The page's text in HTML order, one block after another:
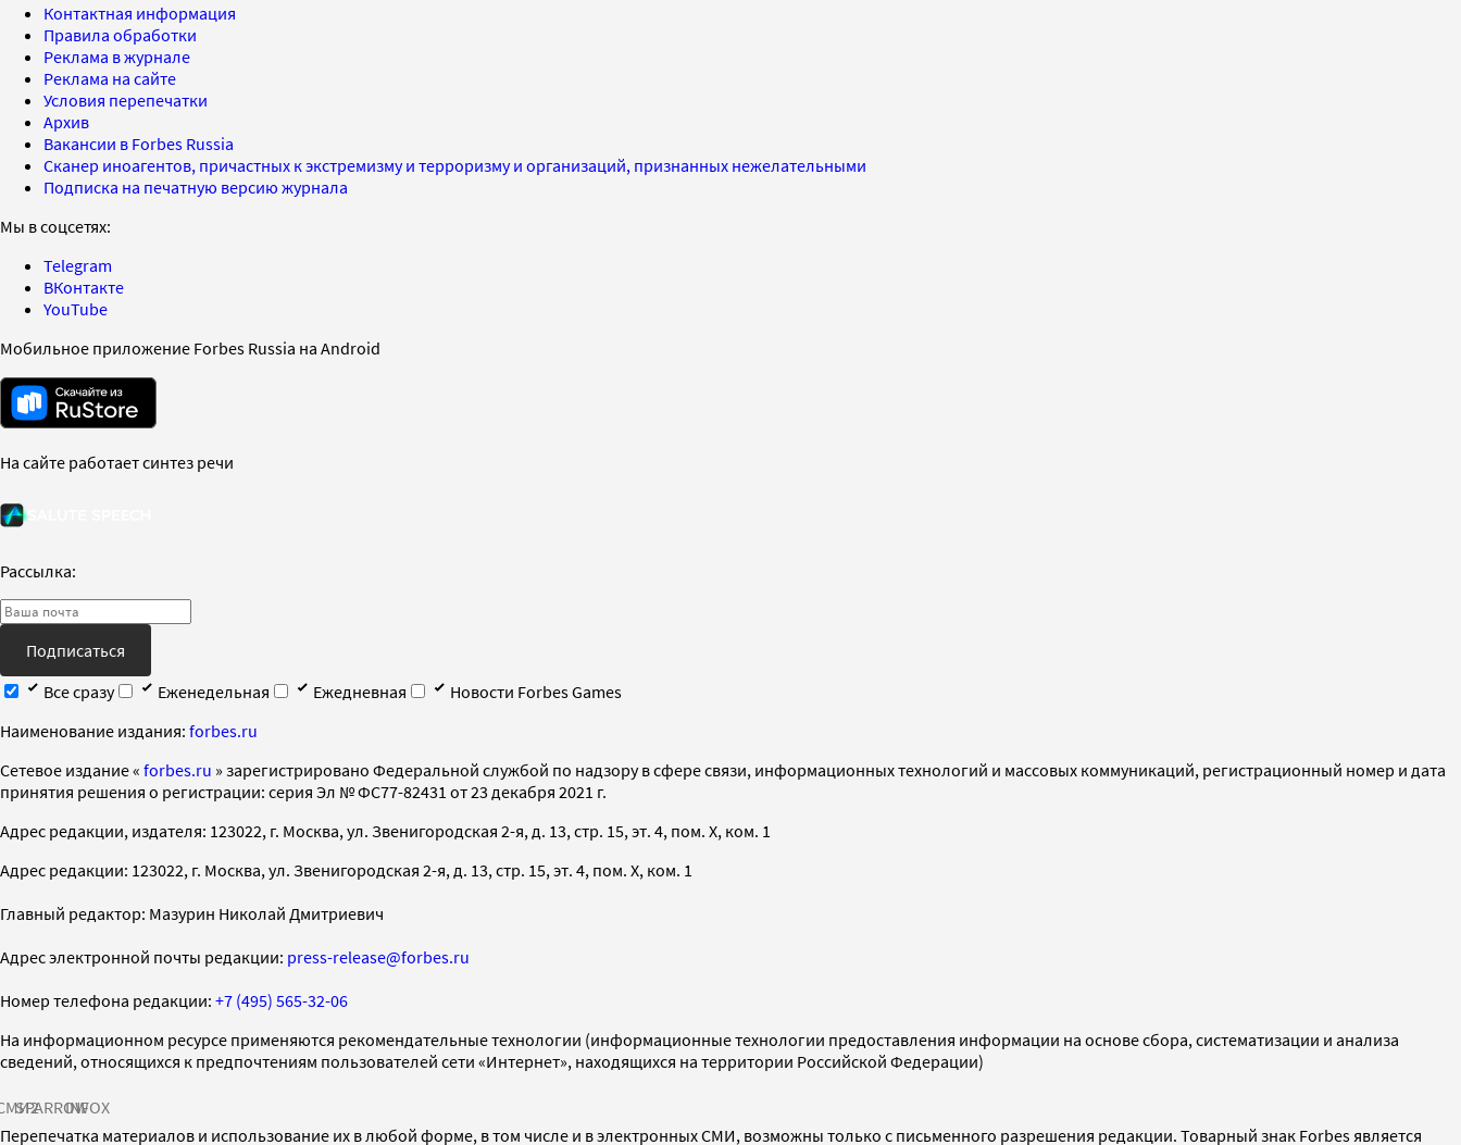
Контактная информация
Правила обработки
Реклама в журнале
Реклама на сайте
Условия перепечатки
Архив
Вакансии в Forbes Russia
Сканер иноагентов, причастных к экстремизму и терроризму и организаций, признанных нежелательными
Подписка на печатную версию журнала
Мы в соцсетях:
Telegram
ВКонтакте
YouTube
Мобильное приложение Forbes Russia на Android
На сайте работает синтез речи
Рассылка:
Подписаться
Все сразу
Еженедельная Ежедневная
Новости Forbes Games
Наименование издания: forbes.ru
Cетевое издание « forbes.ru » зарегистрировано Федеральной службой по надзору в сфере связи, информационных технологий и массовых коммуникаций, регистрационный номер и дата
принятия решения о регистрации: серия Эл № ФС77-82431 от 23 декабря 2021 г.
Адрес редакции, издателя: 123022, г. Москва, ул. Звенигородская 2-я, д. 13, стр. 15, эт. 4, пом. X, ком. 1
Адрес редакции: 123022, г. Москва, ул. Звенигородская 2-я, д. 13, стр. 15, эт. 4, пом. X, ком. 1
Главный редактор: Мазурин Николай Дмитриевич
Адрес электронной почты редакции: press-release@forbes.ru
Номер телефона редакции: +7 (495) 565-32-06
На информационном ресурсе применяются рекомендательные технологии (информационные технологии предоставления информации на основе сбора, систематизации и анализа
сведений, относящихся к предпочтениям пользователей сети «Интернет», находящихся на территории Российской Федерации)
SPARROWINFOX
Перепечатка материалов и использование их в любой форме, в том числе и в электронных СМИ, возможны только с письменного разрешения редакции. Товарный знак Forbes является